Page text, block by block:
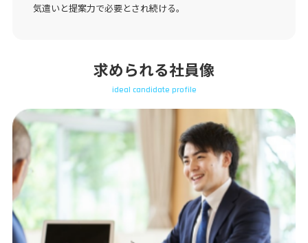
気遣いと提案力で必要とされ続ける。
求められる社員像
ideal candidate profile